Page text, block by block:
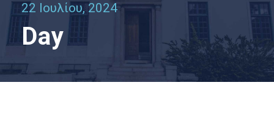
22 Ιουλίου, 2024
Day